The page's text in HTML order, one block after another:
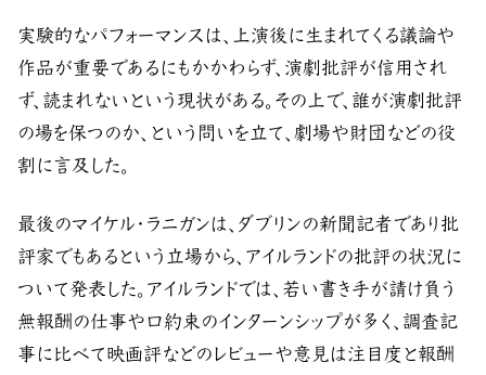
実験的なパフォーマンスは、上演後に生まれてくる議論や
作品が重要であるにもかかわらず、演劇批評が信用され
ず、読まれないという現状がある。その上で、誰が演劇批評
の場を保つのか、という問いを立て、劇場や財団などの役
割に言及した。
最後のマイケル・ラニガンは、ダブリンの新聞記者であり批
評家でもあるという立場から、アイルランドの批評の状況に
ついて発表した。アイルランドでは、若い書き手が請け負う
無報酬の仕事や口約束のインターンシップが多く、調査記
事に比べて映画評などのレビューや意見は注目度と報酬